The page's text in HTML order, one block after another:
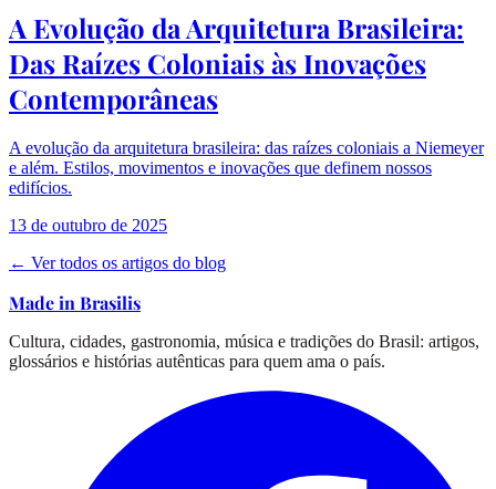
A Evolução da Arquitetura Brasileira:
Das Raízes Coloniais às Inovações
Contemporâneas
A evolução da arquitetura brasileira: das raízes coloniais a Niemeyer
e além. Estilos, movimentos e inovações que definem nossos
edifícios.
13 de outubro de 2025
← Ver todos os artigos do blog
Made in Brasilis
Cultura, cidades, gastronomia, música e tradições do Brasil: artigos,
glossários e histórias autênticas para quem ama o país.